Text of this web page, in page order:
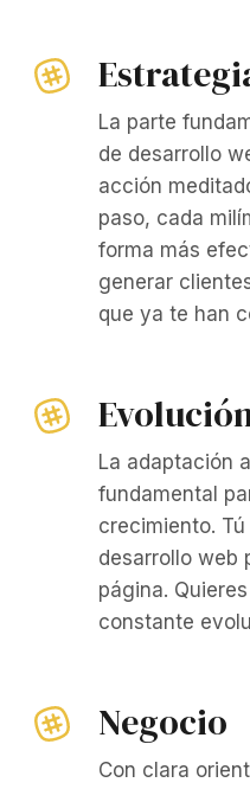
La parte
de desarrollo
acción
paso, cada
forma más
generar
que ya te han
La adaptación
fundamental
crecimiento.
desarrollo web
página.
constante
Negocio
Con clara